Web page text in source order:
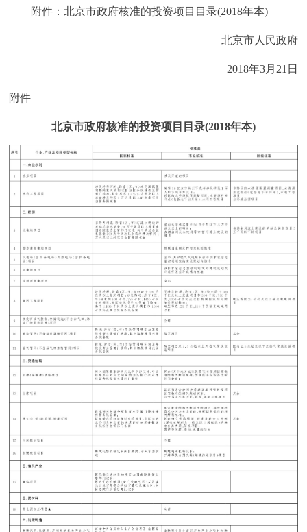
附件：北京市政府核准的投资项目目录(2018年本)
北京市人民政府
2018年3月21日
附件
北京市政府核准的投资项目目录(2018年本)